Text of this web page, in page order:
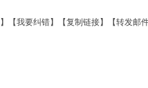
】【我要纠错】【复制链接】【转发邮